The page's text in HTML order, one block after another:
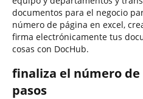
documentos para el negocio
número de página en excel,
firma electrónicamente tus
cosas con DocHub.
finaliza el número de
pasos